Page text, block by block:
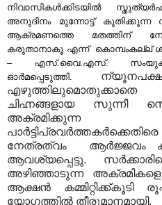
നിവാസികള്‍ക്കിടയില്‍
അനുദിനം മുന്നോട്ട് കുതിക്കുന്ന
ആക്രമണത്തെ മതത്തിന്
കരുതാനാകൂ എന്ന്
–എസ്.വൈ.എസ്.
ഓര്‍മപ്പെടുത്തി.
ചിഹ്നങ്ങളായ സുന്നീ
അക്രമിക്കുന്ന
നേത്രത്വം ആര്‍ജ്ജവം
ആവശ്യപ്പെട്ടു.
അഴിഞ്ഞാടുന്ന
ആക്ഷന്‍
യോഗത്തില്‍ തീരുമാനമായി.